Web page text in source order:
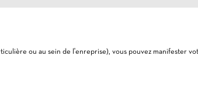
ou au sein de l'enreprise), vous pouvez manifester